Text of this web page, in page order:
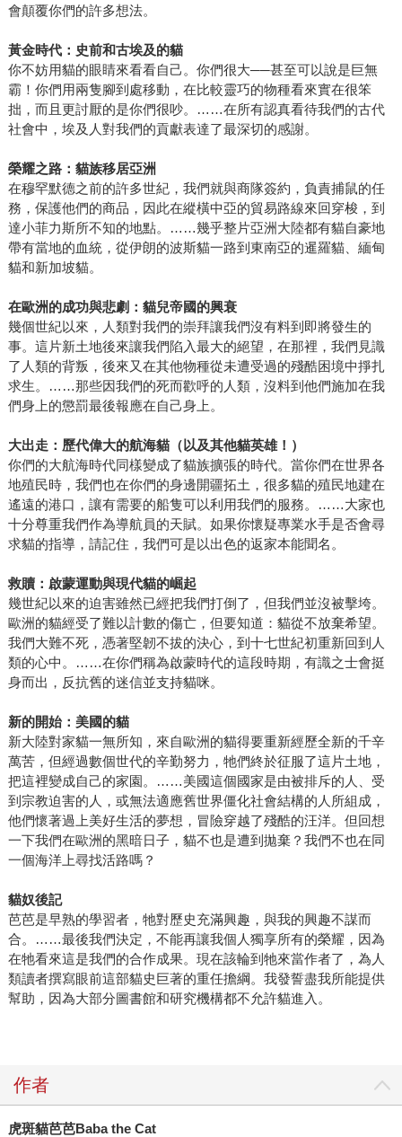
會顛覆你們的許多想法。
黃金時代：史前和古埃及的貓
你不妨用貓的眼睛來看看自己。你們很大──甚至可以說是巨無
霸！你們用兩隻腳到處移動，在比較靈巧的物種看來實在很笨
拙，而且更討厭的是你們很吵。……在所有認真看待我們的古代
社會中，埃及人對我們的貢獻表達了最深切的感謝。
榮耀之路：貓族移居亞洲
在穆罕默德之前的許多世紀，我們就與商隊簽約，負責捕鼠的任
務，保護他們的商品，因此在縱橫中亞的貿易路線來回穿梭，到
達小菲力斯所不知的地點。……幾乎整片亞洲大陸都有貓自豪地
帶有當地的血統，從伊朗的波斯貓一路到東南亞的暹羅貓、緬甸
貓和新加坡貓。
在歐洲的成功與悲劇：貓兒帝國的興衰
幾個世紀以來，人類對我們的崇拜讓我們沒有料到即將發生的
事。這片新土地後來讓我們陷入最大的絕望，在那裡，我們見識
了人類的背叛，後來又在其他物種從未遭受過的殘酷困境中掙扎
求生。……那些因我們的死而歡呼的人類，沒料到他們施加在我
們身上的懲罰最後報應在自己身上。
大出走：歷代偉大的航海貓（以及其他貓英雄！）
你們的大航海時代同樣變成了貓族擴張的時代。當你們在世界各
地殖民時，我們也在你們的身邊開疆拓土，很多貓的殖民地建在
遙遠的港口，讓有需要的船隻可以利用我們的服務。……大家也
十分尊重我們作為導航員的天賦。如果你懷疑專業水手是否會尋
求貓的指導，請記住，我們可是以出色的返家本能聞名。
救贖：啟蒙運動與現代貓的崛起
幾世紀以來的迫害雖然已經把我們打倒了，但我們並沒被擊垮。
歐洲的貓經受了難以計數的傷亡，但要知道：貓從不放棄希望。
我們大難不死，憑著堅韌不拔的決心，到十七世紀初重新回到人
類的心中。……在你們稱為啟蒙時代的這段時期，有識之士會挺
身而出，反抗舊的迷信並支持貓咪。
新的開始：美國的貓
新大陸對家貓一無所知，來自歐洲的貓得要重新經歷全新的千辛
萬苦，但經過數個世代的辛勤努力，牠們終於征服了這片土地，
把這裡變成自己的家園。……美國這個國家是由被排斥的人、受
到宗教迫害的人，或無法適應舊世界僵化社會結構的人所組成，
他們懷著過上美好生活的夢想，冒險穿越了殘酷的汪洋。但回想
一下我們在歐洲的黑暗日子，貓不也是遭到拋棄？我們不也在同
一個海洋上尋找活路嗎？
貓奴後記
芭芭是早熟的學習者，牠對歷史充滿興趣，與我的興趣不謀而
合。……最後我們決定，不能再讓我個人獨享所有的榮耀，因為
在牠看來這是我們的合作成果。現在該輪到牠來當作者了，為人
類讀者撰寫眼前這部貓史巨著的重任擔綱。我發誓盡我所能提供
幫助，因為大部分圖書館和研究機構都不允許貓進入。
作者
虎斑貓芭芭Baba the Cat